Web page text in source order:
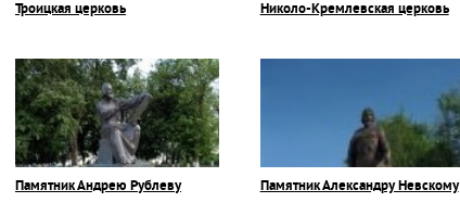
Троицкая церковь Николо-Кремлевская церковь
Памятник Андрею Рублеву Памятник Александру Невскому